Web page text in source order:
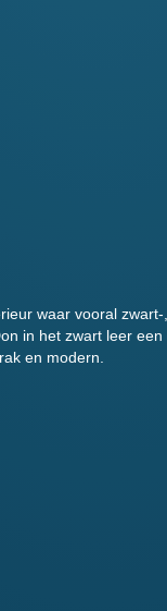
waar vooral
in het zwart leer
en modern.